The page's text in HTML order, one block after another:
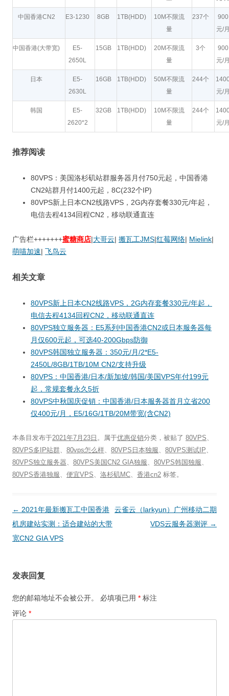
中国香港CN2 E3-1230 8GB 1TB(HDD)
10M不限流
量
237个
900
元/
中国香港(大带宽)
E5-
2650L
15GB 1TB(HDD)
20M不限流
量
3个
900
元/
日本
E5-
2630L
16GB 1TB(HDD)
50M不限流
量
244个
元/
韩国
E5-
2620*2
32GB 1TB(HDD)
10M不限流
量
244个
元/
推荐阅读
80VPS：美国洛杉矶站群服务器月付750元起，中国香港
CN2站群月付1400元起，8C(232个IP)
80VPS新上日本CN2线路VPS，2G内存套餐330元/年起，
电信去程4134回程CN2，移动联通直连
广告栏+++++++蜜糖商店|大哥云| 搬瓦工JMS|红莓网络| Mielink|
萌喵加速| 飞鸟云
相关文章
80VPS新上日本CN2线路VPS，2G内存套餐330元/年起，
电信去程4134回程CN2，移动联通直连
80VPS独立服务器：E5系列中国香港CN2或日本服务器每
月仅600元起，可选40-200Gbps防御
80VPS韩国独立服务器：350元/月/2*E5-
2450L/8GB/1TB/10M CN2/支持升级
80VPS：中国香港/日本/新加坡/韩国/美国VPS年付199元
起，常规套餐永久5折
80VPS中秋国庆促销：中国香港/日本服务器首月立省200
仅400元/月，E5/16G/1TB/20M带宽(含CN2)
本条目发布于2021年7月23日 。属于优惠促销分类，被贴了 80VPS、
80VPS多IP站群、 80vps怎么样、 80VPS日本独服、 80VPS测试IP、
80VPS独立服务器、 80VPS美国CN2 GIA独服、 80VPS韩国独服、
80VPS香港独服、 便宜VPS、 洛杉矶MC、 香港cn2 标签。
文
章
导
← 2021年最新搬瓦工中国香港
机房建站实测：适合建站的大带
宽CN2 GIA VPS
云雀云（larkyun）广州移动二期
VDS云服务器测评 →
发表回复
您的邮箱地址不会被公开。 必填项已用 * 标注
评论 *